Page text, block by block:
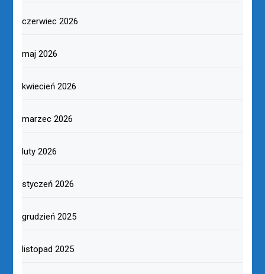
czerwiec 2026
maj 2026
kwiecień 2026
marzec 2026
luty 2026
styczeń 2026
grudzień 2025
listopad 2025